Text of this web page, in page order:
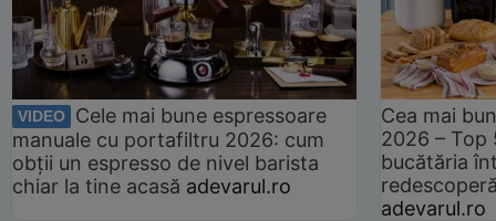
VIDEO
Cele mai bune espressoare
manuale cu portafiltru 2026: cum
obții un espresso de nivel barista
chiar la tine acasă adevarul.ro
Cea mai
2026 –
bucătăria
adevarul.ro